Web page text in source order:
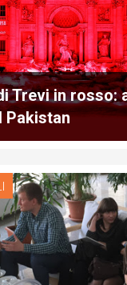
Trevi in rosso:
Pakistan